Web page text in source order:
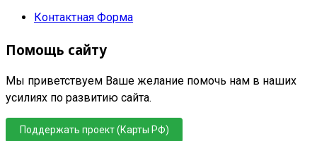
Контактная Форма
Помощь сайту
Мы приветствуем Ваше желание помочь нам в наших
усилиях по развитию сайта.
Поддержать проект (Карты РФ)